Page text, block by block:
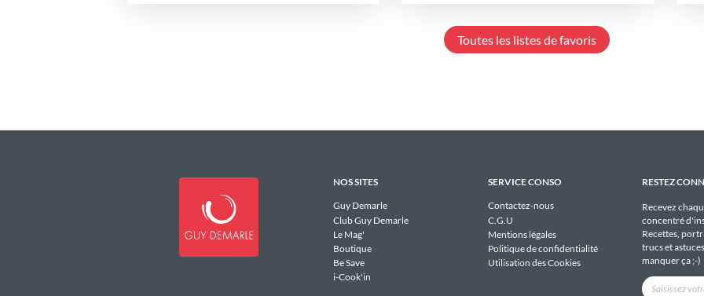
Toutes les listes de favoris
NOS SITES
Guy Demarle
Club Guy Demarle
Le Mag'
Boutique
Be Save
i-Cook'in
SERVICE CONSO
Contactez-nous
C.G.U
Mentions légales
Politique de confidentialité
Utilisation des Cookies
RESTEZ
Recevez
concentré
Recettes,
trucs et
manquer ça ;-)